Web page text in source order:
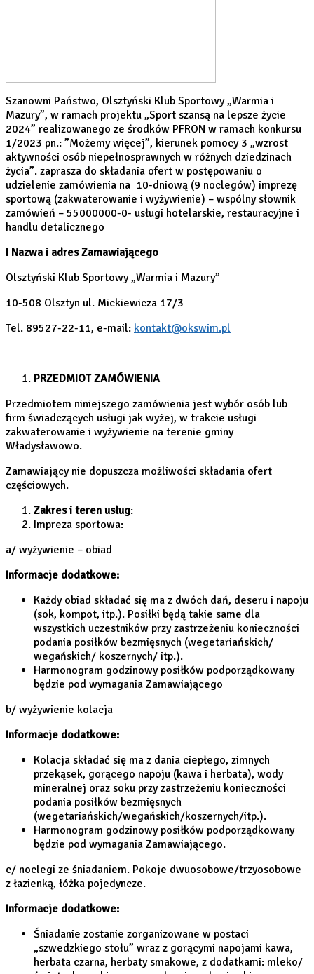
Szanowni Państwo, Olsztyński Klub Sportowy „Warmia i
Mazury”, w ramach projektu „Sport szansą na lepsze życie
2024” realizowanego ze środków PFRON w ramach konkursu
1/2023 pn.: ”Możemy więcej”, kierunek pomocy 3 „wzrost
aktywności osób niepełnosprawnych w różnych dziedzinach
życia”. zaprasza do składania ofert w postępowaniu o
udzielenie zamówienia na 10-dniową (9 noclegów) imprezę
sportową (zakwaterowanie i wyżywienie) – wspólny słownik
zamówień – 55000000-0- usługi hotelarskie, restauracyjne i
handlu detalicznego
I Nazwa i adres Zamawiającego
Olsztyński Klub Sportowy „Warmia i Mazury”
10-508 Olsztyn ul. Mickiewicza 17/3
Tel. 89527-22-11, e-mail: kontakt@okswim.pl
PRZEDMIOT ZAMÓWIENIA
Przedmiotem niniejszego zamówienia jest wybór osób lub
firm świadczących usługi jak wyżej, w trakcie usługi
zakwaterowanie i wyżywienie na terenie gminy
Władysławowo.
Zamawiający nie dopuszcza możliwości składania ofert
częściowych.
Zakres i teren usług:
Impreza sportowa:
a/ wyżywienie – obiad
Informacje dodatkowe:
Każdy obiad składać się ma z dwóch dań, deseru i napoju
(sok, kompot, itp.). Posiłki będą takie same dla
wszystkich uczestników przy zastrzeżeniu konieczności
podania posiłków bezmięsnych (wegetariańskich/
wegańskich/ koszernych/ itp.).
Harmonogram godzinowy posiłków podporządkowany
będzie pod wymagania Zamawiającego
b/ wyżywienie kolacja
Informacje dodatkowe:
Kolacja składać się ma z dania ciepłego, zimnych
przekąsek, gorącego napoju (kawa i herbata), wody
mineralnej oraz soku przy zastrzeżeniu konieczności
podania posiłków bezmięsnych
(wegetariańskich/wegańskich/koszernych/itp.).
Harmonogram godzinowy posiłków podporządkowany
będzie pod wymagania Zamawiającego.
c/ noclegi ze śniadaniem. Pokoje dwuosobowe/trzyosobowe
z łazienką, łóżka pojedyncze.
Informacje dodatkowe:
Śniadanie zostanie zorganizowane w postaci
„szwedzkiego stołu” wraz z gorącymi napojami kawa,
herbata czarna, herbaty smakowe, z dodatkami: mleko/